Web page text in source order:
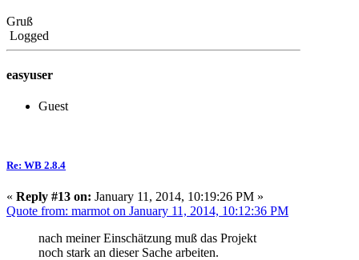
Gruß
Logged
easyuser
Guest
Re: WB 2.8.4
« Reply #13 on: January 11, 2014, 10:19:26 PM »
Quote from: marmot on January 11, 2014, 10:12:36 PM
nach meiner Einschätzung muß das Projekt
noch stark an dieser Sache arbeiten.